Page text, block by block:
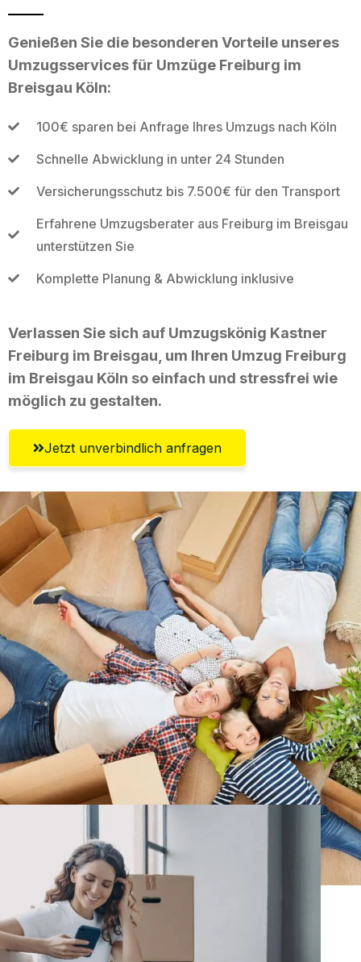
Genießen Sie die besonderen Vorteile unseres
Umzugsservices für Umzüge Freiburg im
Breisgau Köln:
100€ sparen bei Anfrage Ihres Umzugs nach Köln
Schnelle Abwicklung in unter 24 Stunden
Versicherungsschutz bis 7.500€ für den Transport
Erfahrene Umzugsberater aus Freiburg im Breisgau
unterstützen Sie
Komplette Planung & Abwicklung inklusive
Verlassen Sie sich auf Umzugskönig Kastner
Freiburg im Breisgau, um Ihren Umzug Freiburg
im Breisgau Köln so einfach und stressfrei wie
möglich zu gestalten.
Jetzt unverbindlich anfragen